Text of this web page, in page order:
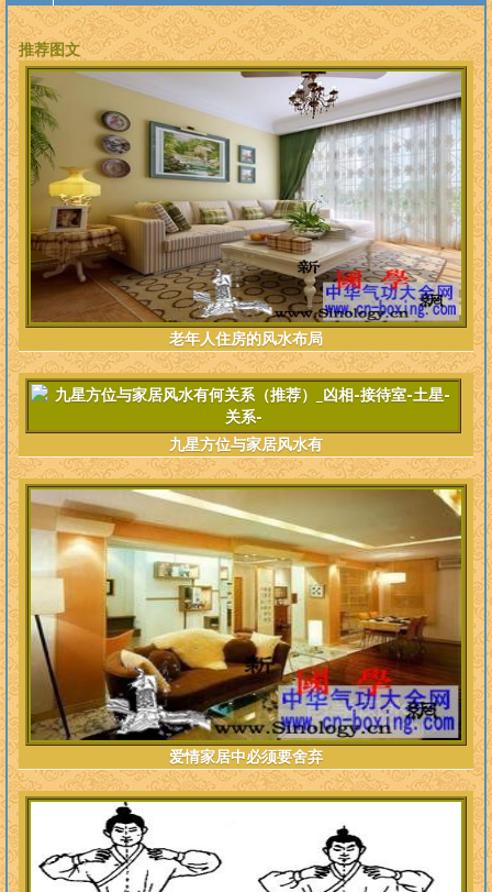
推荐图文
老年人住房的风水布局
九星方位与家居风水有
爱情家居中必须要舍弃